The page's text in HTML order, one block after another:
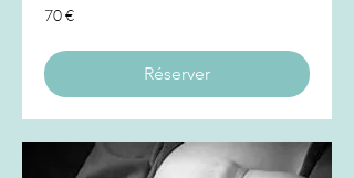
70
euros
70 €
Réserver